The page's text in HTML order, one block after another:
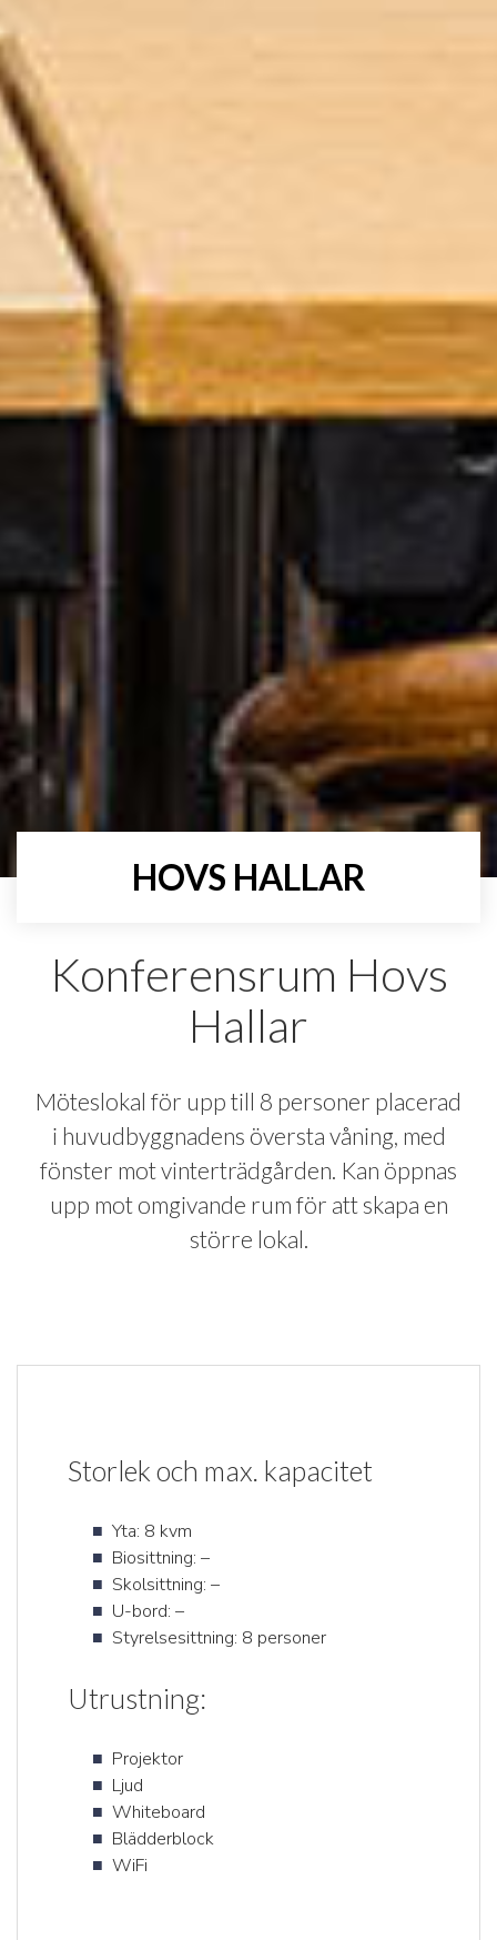
HOVS HALLAR
Konferensrum Hovs
Hallar
Möteslokal för upp till 8 personer placerad
i huvudbyggnadens översta våning, med
fönster mot vinterträdgården. Kan öppnas
upp mot omgivande rum för att skapa en
större lokal.
Storlek och max. kapacitet
Yta: 8 kvm
Biosittning: –
Skolsittning: –
U-bord: –
Styrelsesittning: 8 personer
Utrustning:
Projektor
Ljud
Whiteboard
Blädderblock
WiFi